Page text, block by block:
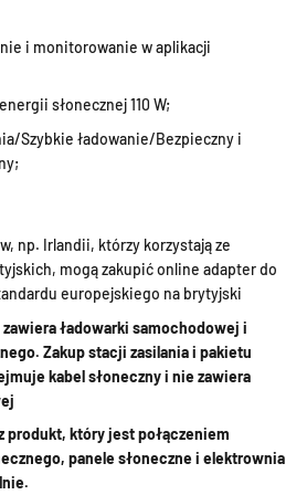
i monitorowanie w aplikacji
słonecznej 110 W;
Szybkie ładowanie/Bezpieczny i
np. Irlandii, którzy korzystają ze
mogą zakupić online adapter do
europejskiego na brytyjski
zawiera ładowarki samochodowej i
Zakup stacji zasilania i pakietu
kabel słoneczny i nie zawiera
produkt, który jest połączeniem
panele słoneczne i elektrownia